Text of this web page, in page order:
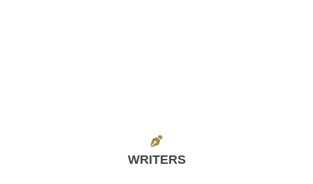
WRITERS